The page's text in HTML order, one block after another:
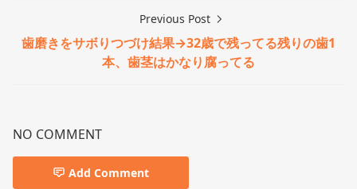
Previous Post
歯磨きをサボりつづけ結果→32歳で残ってる残りの歯1
本、歯茎はかなり腐ってる
NO COMMENT
Add Comment